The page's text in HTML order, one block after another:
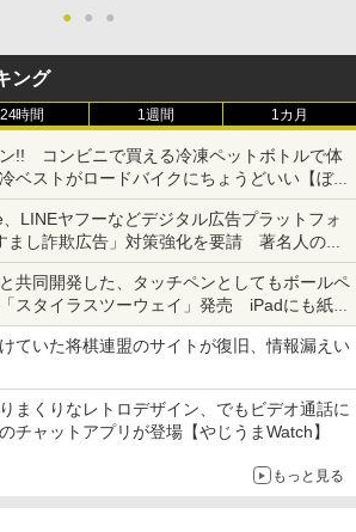
● ● ●
ング
24時間 1週間 1カ月
!! コンビニで買える冷凍ペットボトルで体
ベストがロードバイクにちょうどいい【ぼっ
の14】【空いた時間でなにしてる？】
LINEヤフーなどデジタル広告プラットフォ
まし詐欺広告」対策強化を要請 著名人の写
資詐欺などへの対策として
共同開発した、タッチペンとしてもボールペ
スタイラスツーウェイ」発売 iPadにも紙に
き込める
ていた将棋連盟のサイトが復旧、情報漏えい
まくりなレトロデザイン、でもビデオ通話に
チャットアプリが登場【やじうまWatch】
もっと見る